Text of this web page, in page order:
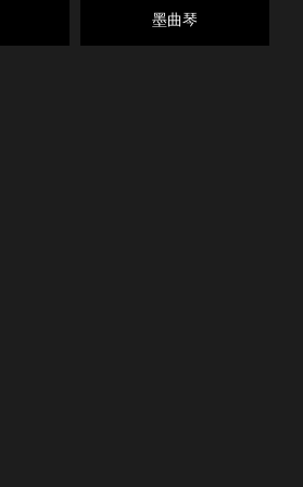
墨曲琴